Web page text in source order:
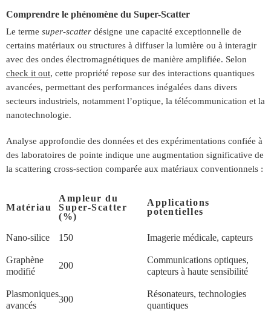
Comprendre le phénomène du Super-Scatter
Le terme super-scatter désigne une capacité exceptionnelle de
certains matériaux ou structures à diffuser la lumière ou à interagir
avec des ondes électromagnétiques de manière amplifiée. Selon
check it out, cette propriété repose sur des interactions quantiques
avancées, permettant des performances inégalées dans divers
secteurs industriels, notamment l’optique, la télécommunication et la
nanotechnologie.
Analyse approfondie des données et des expérimentations confiée à
des laboratoires de pointe indique une augmentation significative de
la scattering cross-section comparée aux matériaux conventionnels :
Matériau
Ampleur du
Super-Scatter
(%)
Applications
potentielles
Nano-silice 150 Imagerie médicale, capteurs
Graphène
modifié
200
Communications optiques,
capteurs à haute sensibilité
Plasmoniques
avancés
300
Résonateurs, technologies
quantiques